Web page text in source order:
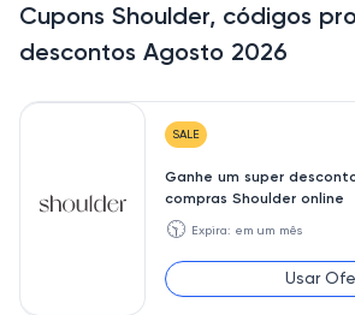
Cupons Shoulder, códigos
descontos Agosto 2026
SALE
Ganhe um super
compras Shoulder online
🕥 Expira: em um mês
Usar